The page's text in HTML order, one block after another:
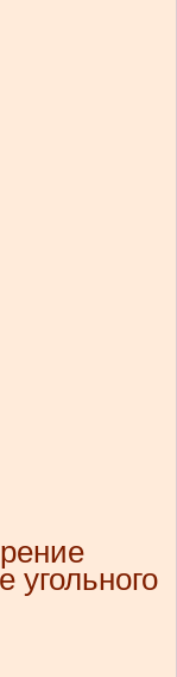
угольного